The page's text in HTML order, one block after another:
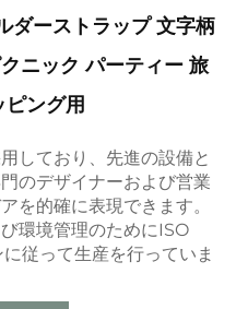
ダーストラップ 文字柄
ニック パーティー 旅
ピング用
しており、先進の設備と
のデザイナーおよび営業
を的確に表現できます。
環境管理のためにISO
従って生産を行っていま